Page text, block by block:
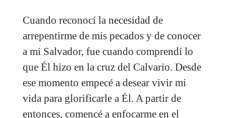
Cuando reconocí la necesidad de
arrepentirme de mis pecados y de conocer
a mi Salvador, fue cuando comprendí lo
que Él hizo en la cruz del Calvario. Desde
ese momento empecé a desear vivir mi
vida para glorificarle a Él. A partir de
entonces, comencé a enfocarme en el